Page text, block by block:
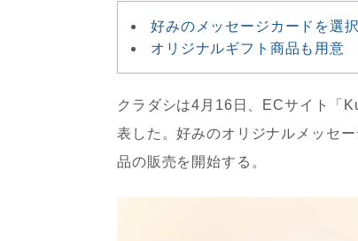
好みのメッセージカードを選択
オリジナルギフト商品も用意
クラダシは4月16日、ECサイト「
表した。好みのオリジナルメッセ
品の販売を開始する。